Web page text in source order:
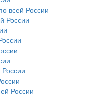
всей России
России
России